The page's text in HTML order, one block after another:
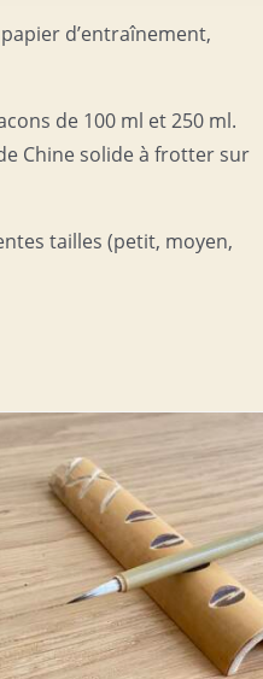
d’entraînement,
de 100 ml et 250 ml.
Chine solide à frotter sur
tailles (petit, moyen,